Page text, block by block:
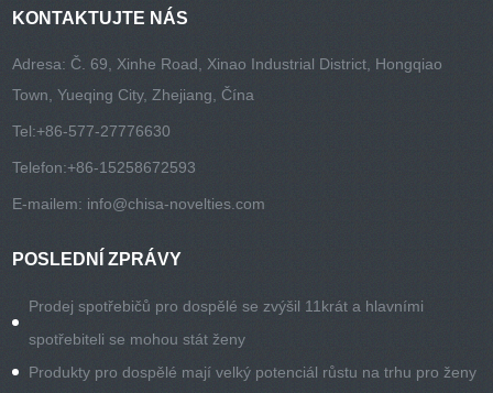
KONTAKTUJTE NÁS
Adresa: Č. 69, Xinhe Road, Xinao Industrial District, Hongqiao
Town, Yueqing City, Zhejiang, Čína
Tel:+86-577-27776630
Telefon:+86-15258672593
E-mailem: info@chisa-novelties.com
POSLEDNÍ ZPRÁVY
Prodej spotřebičů pro dospělé se zvýšil 11krát a hlavními
spotřebiteli se mohou stát ženy
Produkty pro dospělé mají velký potenciál růstu na trhu pro ženy